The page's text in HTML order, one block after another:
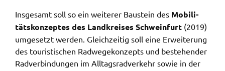
Insge­samt soll so ein weite­rer Baustein des Mobi­li­
täts­kon­zep­tes des Land­krei­ses Schwein­furt (2019)
umge­setzt werden. Gleich­zei­tig soll eine Erwei­te­rung
des touris­ti­schen Radwe­ge­kon­zepts und bestehen­der
Radver­bin­dun­gen im Alltags­rad­ver­kehr sowie in der
Anzeige Google Kartendienst
BayernAtlas
Name: